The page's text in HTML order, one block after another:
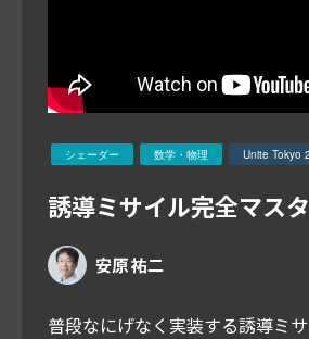
シェーダー 数学・物理 Unite Tokyo
誘導ミサイル完全マス
安原 祐二
普段なにげなく実装する誘導ミ